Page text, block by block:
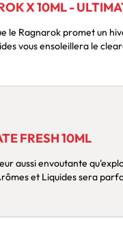
X 10ML -
le Ragnarok promet un
vous ensoleillera le
FRESH 10ML
aussi envoutante
additif Fresh 10ml Ultimate Arômes et